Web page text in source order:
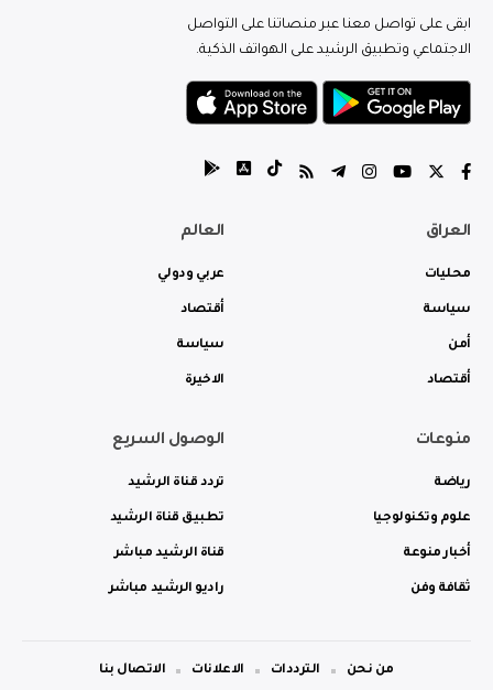
ابقى على تواصل معنا عبر منصاتنا على التواصل
الاجتماعي وتطبيق الرشيد على الهواتف الذكية.
العراق
محليات
سياسة
أمن
أقتصاد
العالم
عربي ودولي
أقتصاد
سياسة
الاخيرة
منوعات
رياضة
علوم وتكنولوجيا
أخبار منوعة
ثقافة وفن
الوصول السريع
تردد قناة الرشيد
تطبيق قناة الرشيد
قناة الرشيد مباشر
راديو الرشيد مباشر
من نحن الترددات الاعلانات الاتصال بنا